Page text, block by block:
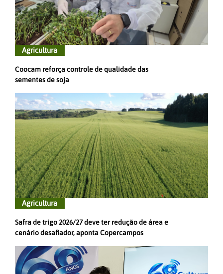
Agricultura
Coocam reforça controle de qualidade das
sementes de soja
Agricultura
Safra de trigo 2026/27 deve ter redução de área e
cenário desafiador, aponta Copercampos